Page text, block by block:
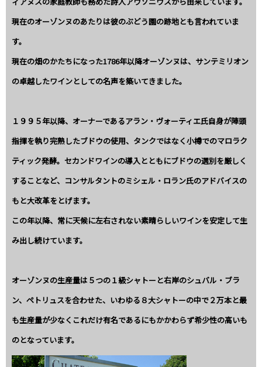
現在のオーゾンヌのあたりは彼のぶどう園の跡地とも言われていま
す。
現在の畑のかたちになった1786年以降オーゾンヌは、サンテミリオン
の卓越したワインとしての名声を築いてきました。
１９９５年以降、オーナーであるアラン・ヴォーティエ氏自身が陣頭
指揮を執り完熟したブドウの使用、タンクではなく小樽でのマロラク
ティック発酵。セカンドワインの導入とともにブドウの選別を厳しく
することなど、コンサルタントのミシェル・ロラン氏のアドバイスの
もと大改革をとげます。
この年以降、常に天候に左右されない素晴らしいワインを安定して生
み出し続けています。
オーゾンヌの生産量は５つの１級シャトーと右岸のシュバル・ブラ
ン、ペトリュスを合わせた、いわゆる８大シャトーの中で２万本と最
も生産量が少なくこれだけ有名であるにもかかわらず希少性の高いも
のとなっています。